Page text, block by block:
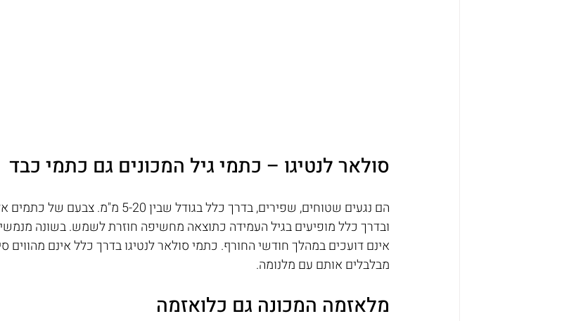
סולאר לנטיגו – כתמי גיל המכונים גם כתמי כבד
הם נגעים שטוחים, שפירים, בדרך כלל בגודל
ובדרך כלל מופיעים בגיל העמידה כתוצאה מחשיפה חוזרת לשמש. בשונה
אינם דועכים במהלך חודשי החורף. כתמי סולאר לנטיגו בדרך כלל אינם מהווים
מבלבלים אותם עם מלנומה.
מלאזמה המכונה גם כלואזמה